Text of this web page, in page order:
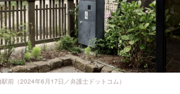
前（2024年6月17日／弁護士ドットコム）